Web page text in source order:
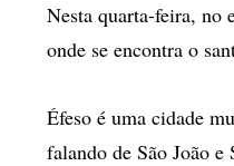
Nesta quarta-feira, no
onde se encontra o
Éfeso é uma cidade
falando de São João e